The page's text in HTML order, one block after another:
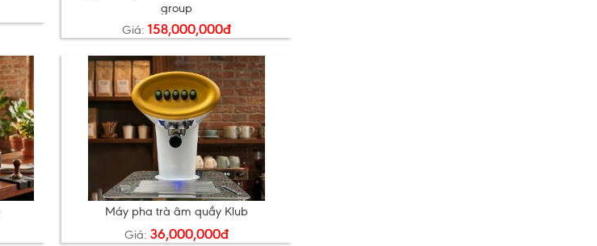
group
Giá: 158,000,000đ
Máy pha trà âm quầy Klub
Giá: 36,000,000đ